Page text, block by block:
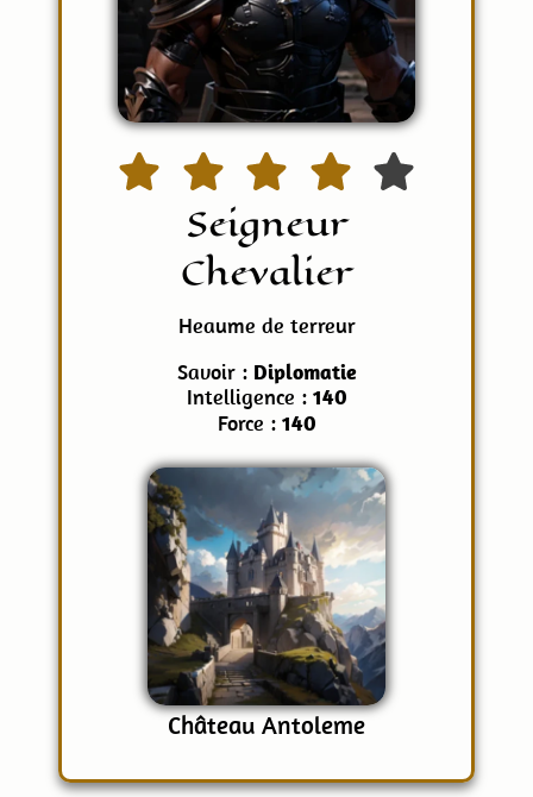
Seigneur
Chevalier
Heaume de terreur
Savoir : Diplomatie
Intelligence : 140
Force : 140
Château Antoleme